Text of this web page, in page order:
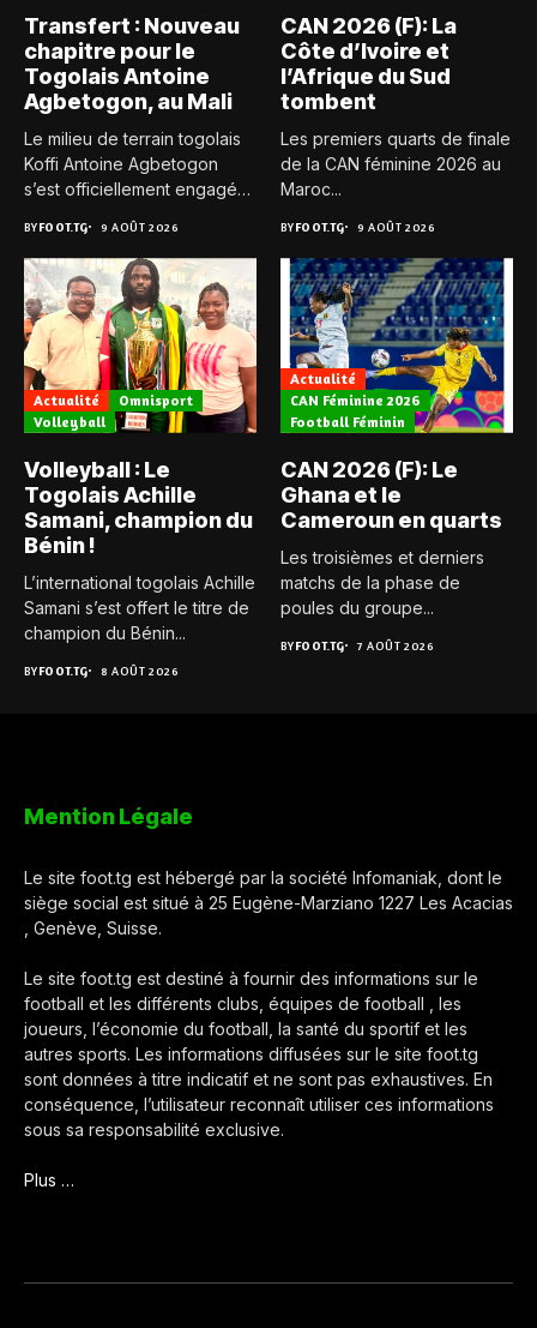
Transfert : Nouveau
chapitre pour le
Togolais Antoine
Agbetogon, au Mali
Le milieu de terrain togolais
Koffi Antoine Agbetogon
s’est officiellement engagé
BYFOOT.TG 9 AOÛT 2026
CAN 2026 (F): La
Côte d’Ivoire et
l’Afrique du Sud
tombent
Les premiers quarts de finale
de la CAN féminine 2026 au
Maroc...
BYFOOT.TG 9 AOÛT 2026
Actualité
Omnisport
Volleyball
Volleyball : Le
Togolais Achille
Samani, champion du
Bénin !
L’international togolais Achille
Samani s’est offert le titre de
champion du Bénin...
BYFOOT.TG 8 AOÛT 2026
Actualité
CAN Féminine 2026
Football Féminin
CAN 2026 (F): Le
Ghana et le
Cameroun en quarts
Les troisièmes et derniers
matchs de la phase de
poules du groupe...
BYFOOT.TG 7 AOÛT 2026
Mention Légale
Le site foot.tg est hébergé par la société Infomaniak, dont le
siège social est situé à 25 Eugène-Marziano 1227 Les Acacias
, Genève, Suisse.
Le site foot.tg est destiné à fournir des informations sur le
football et les différents clubs, équipes de football , les
joueurs, l’économie du football, la santé du sportif et les
autres sports. Les informations diffusées sur le site foot.tg
sont données à titre indicatif et ne sont pas exhaustives. En
conséquence, l’utilisateur reconnaît utiliser ces informations
sous sa responsabilité exclusive.
Plus …